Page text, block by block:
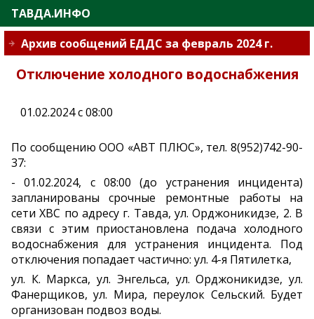
ТАВДА.ИНФО
Архив сообщений ЕДДС за февраль 2024 г.
Отключение холодного водоснабжения
01.02.2024 с 08:00
По сообщению ООО «АВТ ПЛЮС», тел. 8(952)742-90-
37:
- 01.02.2024, с 08:00 (до устранения инцидента)
запланированы срочные ремонтные работы на
сети ХВС по адресу г. Тавда, ул. Орджоникидзе, 2. В
связи с этим приостановлена подача холодного
водоснабжения для устранения инцидента. Под
отключения попадает частично: ул. 4-я Пятилетка,
ул. К. Маркса, ул. Энгельса, ул. Орджоникидзе, ул.
Фанерщиков, ул. Мира, переулок Сельский. Будет
организован подвоз воды.